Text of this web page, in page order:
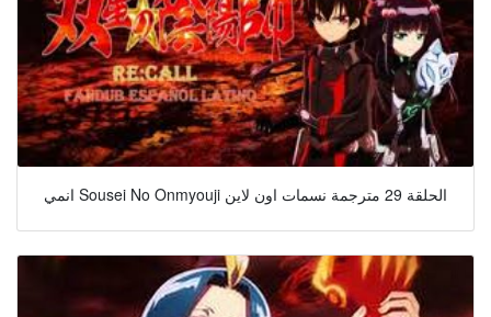
انمي Sousei No Onmyouji الحلقة 29 مترجمة نسمات اون لاين